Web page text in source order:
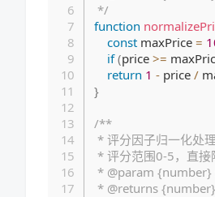
*/
function
const maxPrice =
if (price >=
return 1 - price /
}
/**